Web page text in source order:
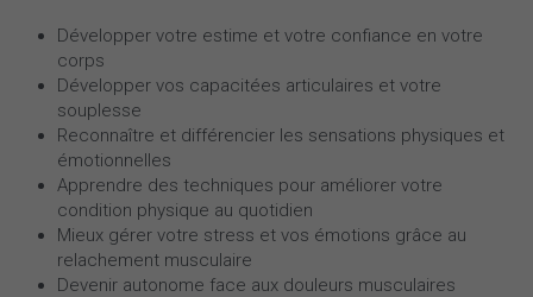
Développer votre estime et votre confiance en votre
corps
Développer vos capacitées articulaires et votre
souplesse
Reconnaître et différencier les sensations physiques et
émotionnelles
Apprendre des techniques pour améliorer votre
condition physique au quotidien
Mieux gérer votre stress et vos émotions grâce au
relachement musculaire
Devenir autonome face aux douleurs musculaires